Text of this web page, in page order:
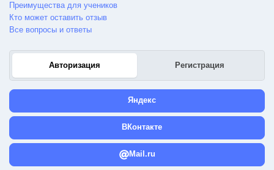
Преимущества для учеников
Кто может оставить отзыв
Все вопросы и ответы
Авторизация Регистрация
Яндекс
ВКонтакте
Mail.ru